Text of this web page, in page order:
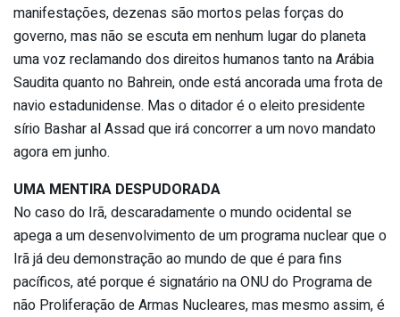
manifestações, dezenas são mortos pelas forças do
governo, mas não se escuta em nenhum lugar do planeta
uma voz reclamando dos direitos humanos tanto na Arábia
Saudita quanto no Bahrein, onde está ancorada uma frota de
navio estadunidense. Mas o ditador é o eleito presidente
sírio Bashar al Assad que irá concorrer a um novo mandato
agora em junho.
UMA MENTIRA DESPUDORADA
No caso do Irã, descaradamente o mundo ocidental se
apega a um desenvolvimento de um programa nuclear que o
Irã já deu demonstração ao mundo de que é para fins
pacíficos, até porque é signatário na ONU do Programa de
não Proliferação de Armas Nucleares, mas mesmo assim, é